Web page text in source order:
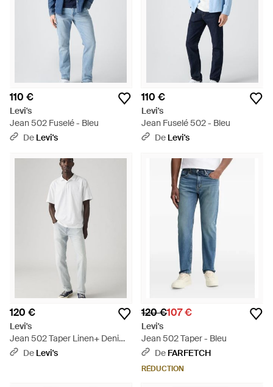
110 €
Levi's
Jean 502 Fuselé - Bleu
De Levi's
110 €
Levi's
Jean Fuselé 502 - Bleu
De Levi's
120 €
Levi's
Jean 502 Taper Linen+ Denim
- Gris
De Levi's
120 €107 €
Levi's
Jean 502 Taper - Bleu
De FARFETCH
RÉDUCTION